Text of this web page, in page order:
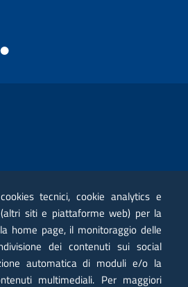
PEC
tecnici, cookie analytics e
siti e piattaforme web) per la
home page, il monitoraggio delle
dei contenuti sui social
automatica di moduli e/o la
multimediali. Per maggiori